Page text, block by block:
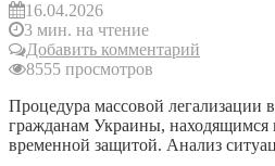
16.04.2026
3 мин. на чтение
Добавить комментарий
8555 просмотров
Процедура массовой
гражданам Украины,
временной защитой. Анализ